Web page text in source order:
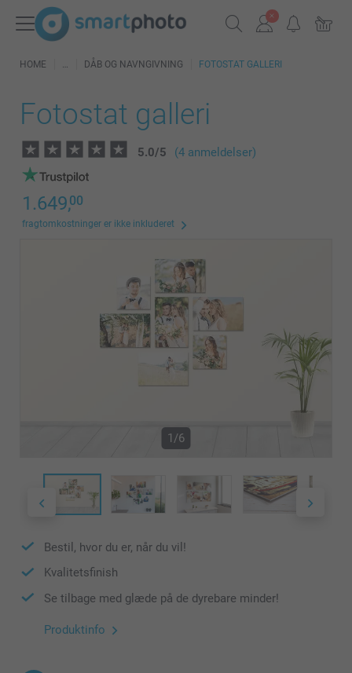
HOME DÅB OG NAVNGIVNING FOTOSTAT GALLERI
Fotostat galleri
5.0/5 (4 anmeldelser)
1.649,00
fragtomkostninger er ikke inkluderet
1/6
Bestil, hvor du er, når du vil!
Kvalitetsfinish
Se tilbage med glæde på de dyrebare minder!
Produktinfo